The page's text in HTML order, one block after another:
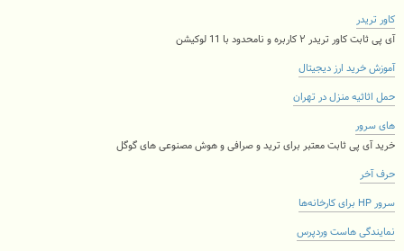
کاور تریدر
آی پی ثابت کاور تریدر ۲ کاربره و نامحدود با 11 لوکیشن
آموزش خرید ارز دیجیتال
حمل اثاثیه منزل در تهران
های سرور
خرید آی پی ثابت معتبر برای ترید و صرافی و هوش مصنوعی های گوگل
حرف آخر
سرور HP برای کارخانه‌ها
نمایندگی هاست وردپرس